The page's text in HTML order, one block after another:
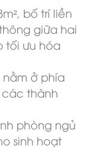
bố trí liền
giữa hai
tối ưu hóa
nằm ở phía
các thành
phòng ngủ
sinh hoạt